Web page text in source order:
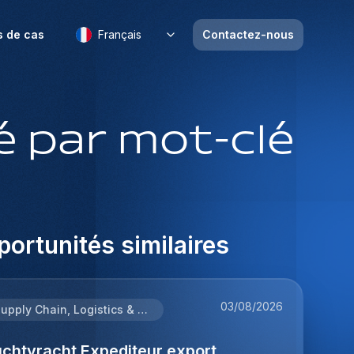
de cas Français Contactez-nous
par mot-clé
similaires
Supply Chain, Logistics & Procurement 03/08/2026